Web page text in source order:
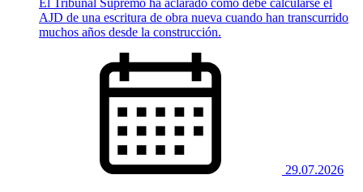
El Tribunal Supremo ha aclarado cómo debe calcularse el
AJD de una escritura de obra nueva cuando han transcurrido
muchos años desde la construcción.
29.07.2026